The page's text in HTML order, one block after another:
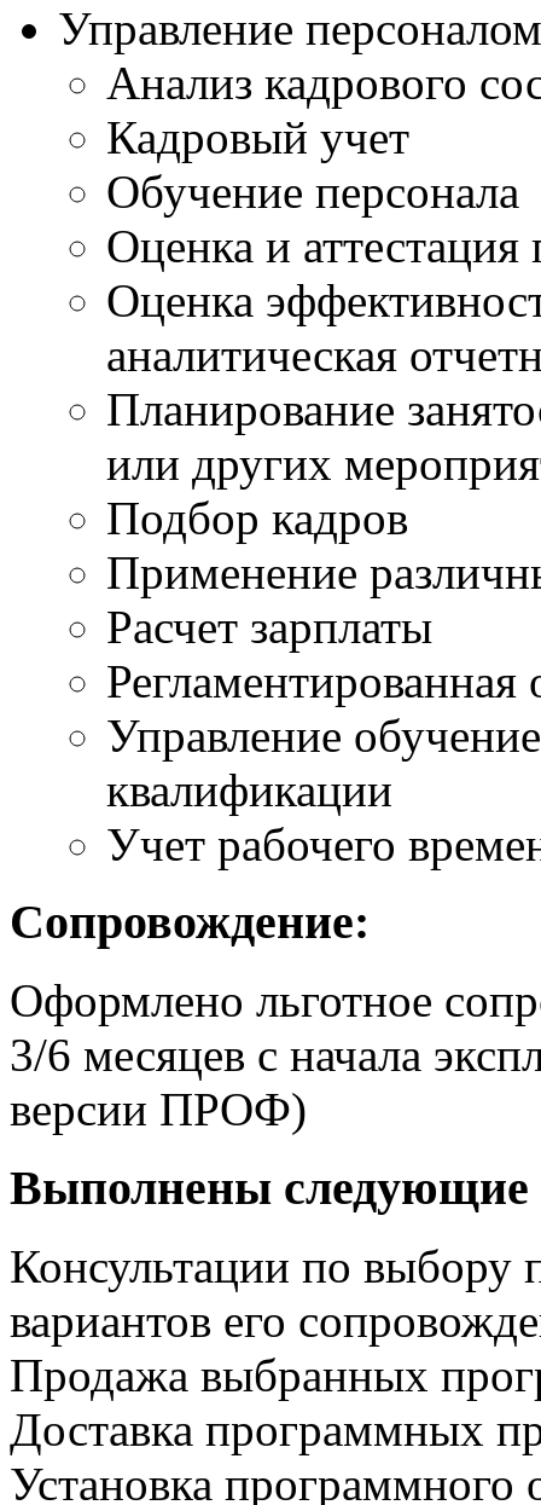
Управление
Анализ кадрового
Кадровый учет
Обучение персонала
Оценка и аттестация
Оценка
аналитическая
Планирование
или других
Подбор кадров
Применение
Расчет зарплаты
Регламентированная
Управление
квалификации
Учет рабочего
Сопровождение:
Оформлено льготное
3/6 месяцев с начала
версии ПРОФ)
Выполнены следующие
Консультации по выбору
вариантов его
Продажа выбранных
Доставка программных
Установка